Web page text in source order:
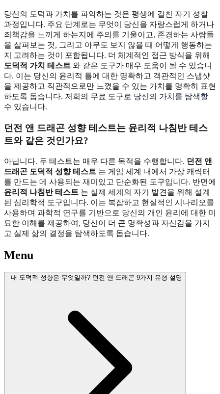
당신의 도덕과 가치를 파악하는 것은 평생에 걸친 자기 성찰
과정입니다. 주요 단계로는 무엇이 당신을 자랑스럽게 하거나
죄책감을 느끼게 하는지에 주의를 기울이고, 존경하는 사람들
을 살펴보는 것, 그리고 아무도 보지 않을 때 어떻게 행동하는
지 고려하는 것이 포함됩니다. 더 체계적인 접근 방식을 위해
도덕적 가치 테스트 와 같은 도구가 매우 도움이 될 수 있습니
다. 이는 당신의 윤리적 틀에 대한 명확하고 객관적인 스냅샷
을 제공하고 직관적으로만 느꼈을 수 있는 가치를 명확히 표현
하도록 돕습니다. 저희의 무료 도구로 당신의 가치를 탐색할
수 있습니다.
던전 앤 드래곤 성향 테스트는 윤리적 나침반 테스
트와 같은 것인가요?
아닙니다. 두 테스트는 매우 다른 목적을 수행합니다. 던전 앤
드래곤 도덕적 성향 테스트 는 게임 세계 내에서 가상 캐릭터
를 만드는 데 사용되는 재미있고 단순화된 도구입니다. 반면에
윤리적 나침반 테스트 는 실제 세계의 자기 발견을 위해 설계
된 심리학적 도구입니다. 이는 복잡하고 현실적인 시나리오를
사용하며 과학적 연구를 기반으로 당신의 개인 윤리에 대한 미
묘한 이해를 제공하여, 당신이 더 큰 명확성과 자신감을 가지
고 실제 삶의 결정을 탐색하도록 돕습니다.
Menu
내 도덕적 성향은 무엇일까? 던전 앤 드래곤 9가지 유형 설명